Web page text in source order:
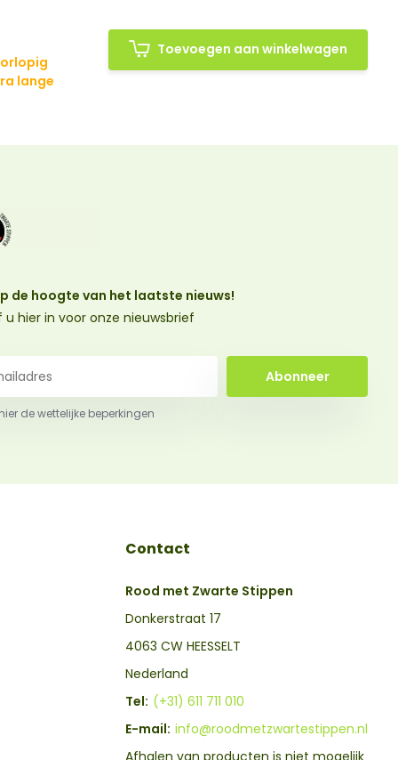
lange
Toevoegen aan winkelwagen
de hoogte van het laatste nieuws!
u hier in voor onze nieuwsbrief
Abonneer
de wettelijke beperkingen
Contact
Rood met Zwarte Stippen
Donkerstraat 17
4063 CW HEESSELT
Nederland
Tel: (+31) 611 711 010
E-mail: info@roodmetzwartestippen.nl